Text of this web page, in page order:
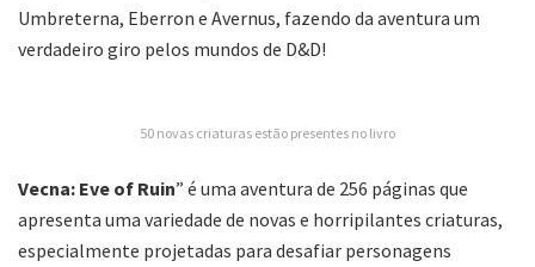
Umbreterna, Eberron e Avernus, fazendo da aventura um
verdadeiro giro pelos mundos de D&D!
50 novas criaturas estão presentes no livro
Vecna: Eve of Ruin” é uma aventura de 256 páginas que
apresenta uma variedade de novas e horripilantes criaturas,
especialmente projetadas para desafiar personagens